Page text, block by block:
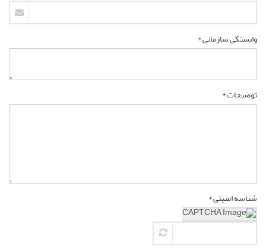
وابستگی سازمانی *
توضیحات *
شناسه امنیتی *